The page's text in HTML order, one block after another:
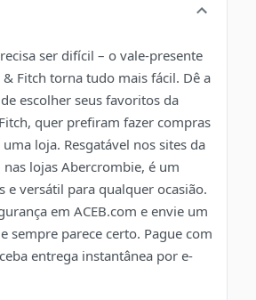
ser difícil – o vale-presente
Fitch torna tudo mais fácil. Dê a
escolher seus favoritos da
quer prefiram fazer compras
loja. Resgatável nos sites da
lojas Abercrombie, é um
e versátil para qualquer ocasião.
em ACEB.com e envie um
sempre parece certo. Pague com
entrega instantânea por e-